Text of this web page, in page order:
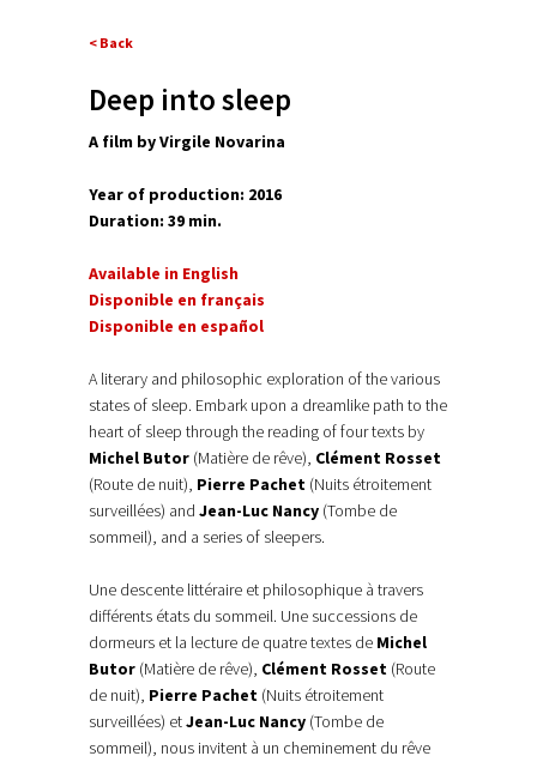
< Back
Deep into sleep
A film by Virgile Novarina
Year of production: 2016
Duration: 39 min.
Available in English
Disponible en français
Disponible en español
A literary and philosophic exploration of the various
states of sleep. Embark upon a dreamlike path to the
heart of sleep through the reading of four texts by
Michel Butor (Matière de rêve), Clément Rosset
(Route de nuit), Pierre Pachet (Nuits étroitement
surveillées) and Jean-Luc Nancy (Tombe de
sommeil), and a series of sleepers.
Une descente littéraire et philosophique à travers
différents états du sommeil. Une successions de
dormeurs et la lecture de quatre textes de Michel
Butor (Matière de rêve), Clément Rosset (Route
de nuit), Pierre Pachet (Nuits étroitement
surveillées) etJean-Luc Nancy (Tombe de
sommeil), nous invitent à un cheminement du rêve